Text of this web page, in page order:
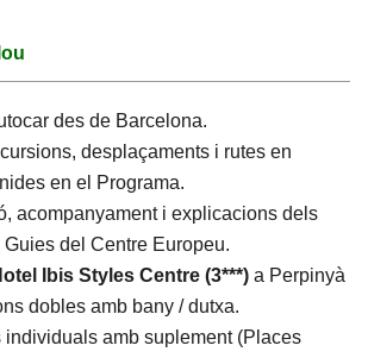
des de Barcelona.
desplaçaments i rutes en
en el Programa.
acompanyament i explicacions dels
Guies del Centre Europeu.
Ibis Styles Centre (3***) a Perpinyà
dobles amb bany / dutxa.
individuals amb suplement (Places